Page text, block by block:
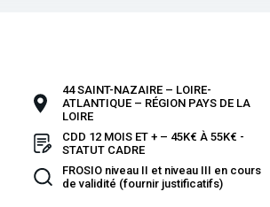
44 SAINT-NAZAIRE – LOIRE-
ATLANTIQUE – RÉGION PAYS DE LA
LOIRE
CDD 12 MOIS ET + – 45K€ À 55K€ -
STATUT CADRE
FROSIO niveau II et niveau III en cours
de validité (fournir justificatifs)